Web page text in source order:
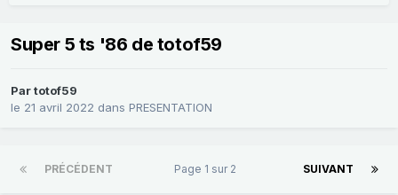
Super 5 ts '86 de totof59
Partotof59
le 21 avril 2022 dans PRESENTATION
PRÉCÉDENT SUIVANT
Page 1 sur 2